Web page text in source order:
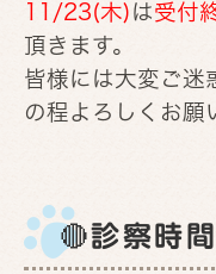
11/23(木) は受付
頂きます。
皆様には大変ご迷
の程よろしくお願
🔴診察時